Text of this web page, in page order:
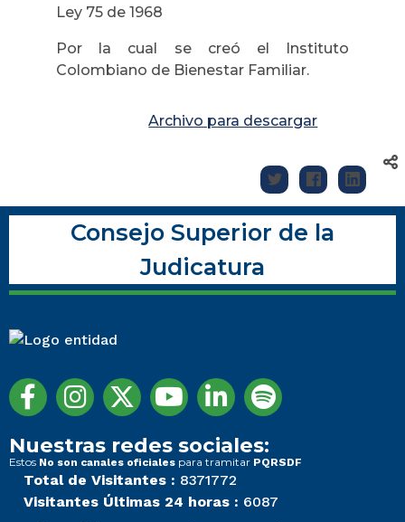
Ley 75 de 1968
Por la cual se creó el Instituto
Colombiano de Bienestar Familiar.
Archivo para descargar
Consejo Superior de la
Judicatura
Nuestras redes sociales:
Estos No son canales oficiales para tramitar PQRSDF
Total de Visitantes : 8371772
Visitantes Últimas 24 horas : 6087